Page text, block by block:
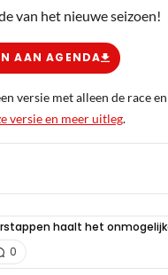
van het nieuwe seizoen!
AAN AGENDA
versie met alleen de race
versie en meer uitleg.
haalt het
0